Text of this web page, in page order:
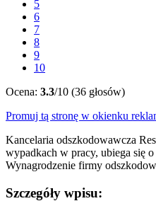
5
6
7
8
9
10
Ocena: 3.3/10 (36 głosów)
Promuj tą stronę w okienku
Kancelaria odszkodowawcza
wypadkach w pracy, ubiega się
Wynagrodzenie firmy
Szczegóły wpisu: